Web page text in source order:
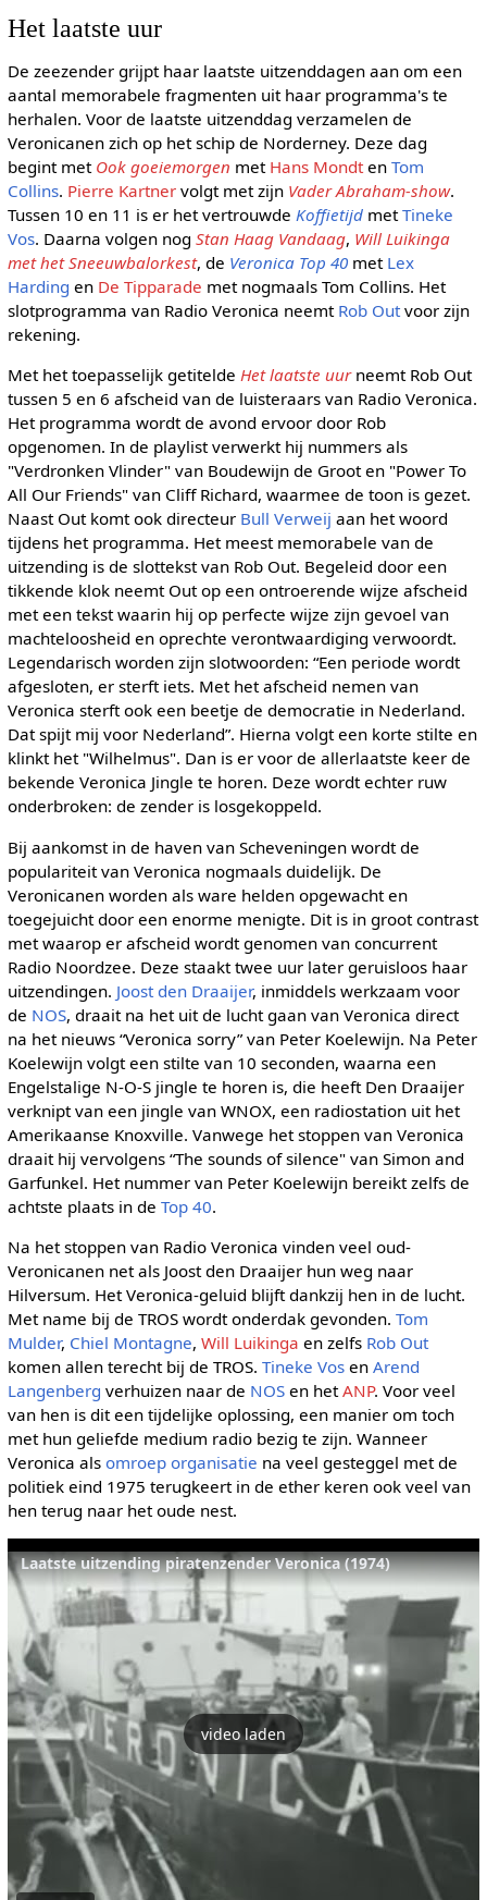
Het laatste uur
De zeezender grijpt haar laatste uitzenddagen aan om een
aantal memorabele fragmenten uit haar programma's te
herhalen. Voor de laatste uitzenddag verzamelen de
Veronicanen zich op het schip de Norderney. Deze dag
begint met Ook goeiemorgen met Hans Mondten Tom
Collins. Pierre Kartnervolgt met zijn Vader Abraham-show.
Tussen 10 en 11 is er het vertrouwde KoffietijdmetTineke
Vos. Daarna volgen nog Stan Haag Vandaag, Will Luikinga
met het Sneeuwbalorkest, de Veronica Top 40met Lex
Harding en De Tipparade met nogmaals Tom Collins. Het
slotprogramma van Radio Veronica neemt Rob Outvoor zijn
rekening.
Met het toepasselijk getitelde Het laatste uurneemt Rob Out
tussen 5 en 6 afscheid van de luisteraars van Radio Veronica.
Het programma wordt de avond ervoor door Rob
opgenomen. In de playlist verwerkt hij nummers als
"Verdronken Vlinder" van Boudewijn de Groot en "Power To
All Our Friends" van Cliff Richard, waarmee de toon is gezet.
Naast Out komt ook directeur Bull Verweij aan het woord
tijdens het programma. Het meest memorabele van de
uitzending is de slottekst van Rob Out. Begeleid door een
tikkende klok neemt Out op een ontroerende wijze afscheid
met een tekst waarin hij op perfecte wijze zijn gevoel van
machteloosheid en oprechte verontwaardiging verwoordt.
Legendarisch worden zijn slotwoorden: “Een periode wordt
afgesloten, er sterft iets. Met het afscheid nemen van
Veronica sterft ook een beetje de democratie in Nederland.
Dat spijt mij voor Nederland”. Hierna volgt een korte stilte en
klinkt het "Wilhelmus". Dan is er voor de allerlaatste keer de
bekende Veronica Jingle te horen. Deze wordt echter ruw
onderbroken: de zender is losgekoppeld.
Bij aankomst in de haven van Scheveningen wordt de
populariteit van Veronica nogmaals duidelijk. De
Veronicanen worden als ware helden opgewacht en
toegejuicht door een enorme menigte. Dit is in groot contrast
met waarop er afscheid wordt genomen van concurrent
Radio Noordzee. Deze staakt twee uur later geruisloos haar
uitzendingen. Joost den Draaijer, inmiddels werkzaam voor
de NOS, draait na het uit de lucht gaan van Veronica direct
na het nieuws “Veronica sorry” van Peter Koelewijn. Na Peter
Koelewijn volgt een stilte van 10 seconden, waarna een
Engelstalige N-O-S jingle te horen is, die heeft Den Draaijer
verknipt van een jingle van WNOX, een radiostation uit het
Amerikaanse Knoxville. Vanwege het stoppen van Veronica
draait hij vervolgens “The sounds of silence" van Simon and
Garfunkel. Het nummer van Peter Koelewijn bereikt zelfs de
achtste plaats in de Top 40.
Na het stoppen van Radio Veronica vinden veel oud-
Veronicanen net als Joost den Draaijer hun weg naar
Hilversum. Het Veronica-geluid blijft dankzij hen in de lucht.
Met name bij de TROS wordt onderdak gevonden. Tom
Mulder, Chiel Montagne, Will Luikinga en zelfs Rob Out
komen allen terecht bij de TROS. Tineke Vosen Arend
Langenberg verhuizen naar de NOSen hetANP. Voor veel
van hen is dit een tijdelijke oplossing, een manier om toch
met hun geliefde medium radio bezig te zijn. Wanneer
Veronica als omroep organisatie na veel gesteggel met de
politiek eind 1975 terugkeert in de ether keren ook veel van
hen terug naar het oude nest.
Laatste uitzending piratenzender Veronica (1974)
video laden